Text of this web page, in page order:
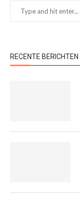
RECENTE BERICHTEN